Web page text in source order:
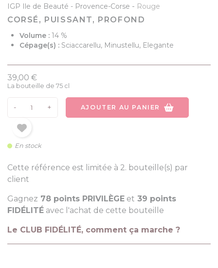
IGP Ile de Beauté Provence-Corse - Rouge
CORSÉ, PUISSANT, PROFOND
Volume : 14 %
Cépage(s) : Sciaccarellu, Minustellu, Elegante
39,00 €
La bouteille de 75 cl
- + AJOUTER AU PANIER
En stock
Cette référence est limitée à 2. bouteille(s) par
client
Gagnez 78 points PRIVILÈGE et 39 points
FIDÉLITÉ avec l'achat de cette bouteille
Le CLUB FIDÉLITÉ, comment ça marche ?